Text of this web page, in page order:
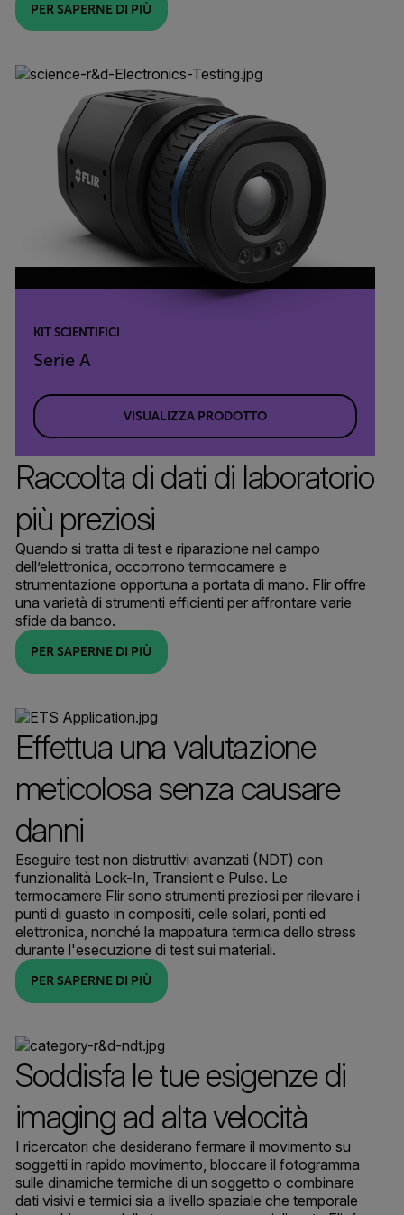
PER SAPERNE DI PIÙ
KIT SCIENTIFICI
Serie A
VISUALIZZA PRODOTTO
Raccolta di dati di laboratorio
più preziosi
Quando si tratta di test e riparazione nel campo
dell’elettronica, occorrono termocamere e
strumentazione opportuna a portata di mano. Flir offre
una varietà di strumenti efficienti per affrontare varie
sfide da banco.
PER SAPERNE DI PIÙ
Effettua una valutazione
meticolosa senza causare
danni
Eseguire test non distruttivi avanzati (NDT) con
funzionalità Lock-In, Transient e Pulse. Le
termocamere Flir sono strumenti preziosi per rilevare i
punti di guasto in compositi, celle solari, ponti ed
elettronica, nonché la mappatura termica dello stress
durante l'esecuzione di test sui materiali.
PER SAPERNE DI PIÙ
Soddisfa le tue esigenze di
imaging ad alta velocità
I ricercatori che desiderano fermare il movimento su
soggetti in rapido movimento, bloccare il fotogramma
sulle dinamiche termiche di un soggetto o combinare
dati visivi e termici sia a livello spaziale che temporale